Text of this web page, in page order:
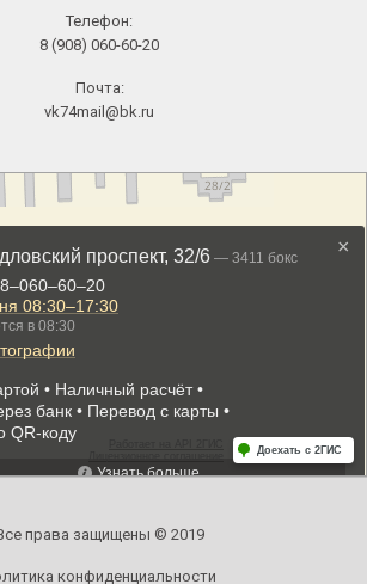
Телефон:
8 (908) 060-60-20
Почта:
vk74mail@bk.ru
права защищены © 2019
конфиденциальности